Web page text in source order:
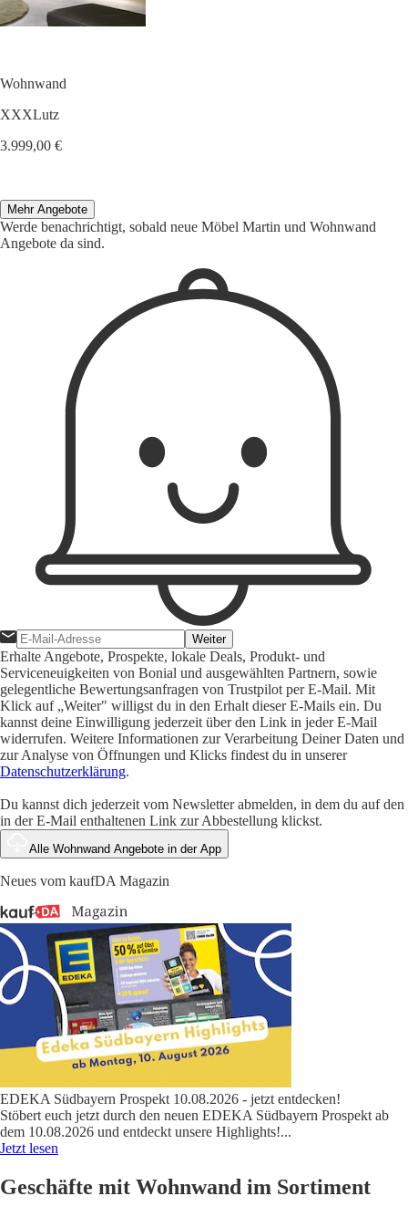
Wohnwand
XXXLutz
3.999,00 €
Mehr Angebote
Werde benachrichtigt, sobald neue Möbel Martin und Wohnwand
Angebote da sind.
Weiter
Erhalte Angebote, Prospekte, lokale Deals, Produkt- und
Serviceneuigkeiten von Bonial und ausgewählten Partnern, sowie
gelegentliche Bewertungsanfragen von Trustpilot per E-Mail. Mit
Klick auf „Weiter" willigst du in den Erhalt dieser E-Mails ein. Du
kannst deine Einwilligung jederzeit über den Link in jeder E-Mail
widerrufen. Weitere Informationen zur Verarbeitung Deiner Daten und
zur Analyse von Öffnungen und Klicks findest du in unserer
Datenschutzerklärung.
Du kannst dich jederzeit vom Newsletter abmelden, in dem du auf den
in der E-Mail enthaltenen Link zur Abbestellung klickst.
Alle Wohnwand Angebote in der App
Neues vom kaufDA Magazin
EDEKA Südbayern Prospekt 10.08.2026 - jetzt entdecken!
Stöbert euch jetzt durch den neuen EDEKA Südbayern Prospekt ab
dem 10.08.2026 und entdeckt unsere Highlights!...
Jetzt lesen
Geschäfte mit Wohnwand im Sortiment